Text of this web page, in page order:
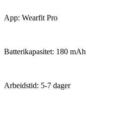
App: Wearfit Pro
Batterikapasitet: 180 mAh
Arbeidstid: 5-7 dager